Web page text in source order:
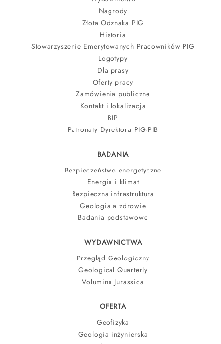
Nagrody
Złota Odznaka PIG
Historia
Stowarzyszenie Emerytowanych Pracowników PIG
Logotypy
Dla prasy
Oferty pracy
Zamówienia publiczne
Kontakt i lokalizacja
BIP
Patronaty Dyrektora PIG-PIB
BADANIA
Bezpieczeństwo energetyczne
Energia i klimat
Bezpieczna infrastruktura
Geologia a zdrowie
Badania podstawowe
WYDAWNICTWA
Przegląd Geologiczny
Geological Quarterly
Volumina Jurassica
OFERTA
Geofizyka
Geologia inżynierska